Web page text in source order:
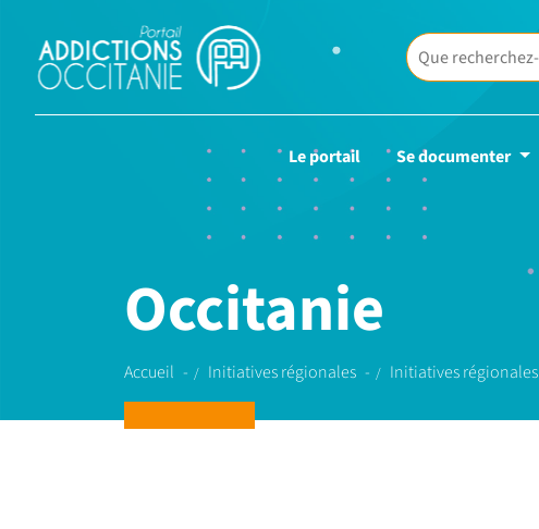
Le portail Se documenter
Occitanie
Accueil Initiatives régionales Initiatives régionales